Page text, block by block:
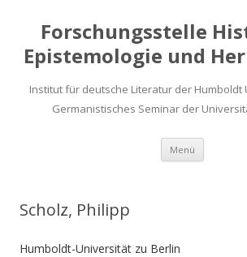
Forschungsstelle
Epistemologie und
Institut für deutsche Literatur der Humboldt
Germanistisches Seminar der
Menü Zum
springen
Scholz, Philipp
Humboldt-Universität zu Berlin